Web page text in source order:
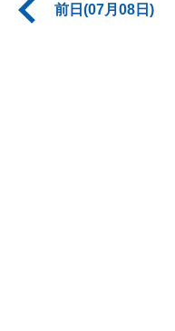
前日(07月08日)